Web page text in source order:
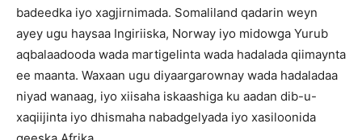
badeedka iyo xagjirnimada. Somaliland qadarin weyn
ayey ugu haysaa Ingiriiska, Norway iyo midowga Yurub
aqbalaadooda wada martigelinta wada hadalada qiimaynta
ee maanta. Waxaan ugu diyaargarownay wada hadaladaa
niyad wanaag, iyo xiisaha iskaashiga ku aadan dib-u-
xaqiijinta iyo dhismaha nabadgelyada iyo xasiloonida